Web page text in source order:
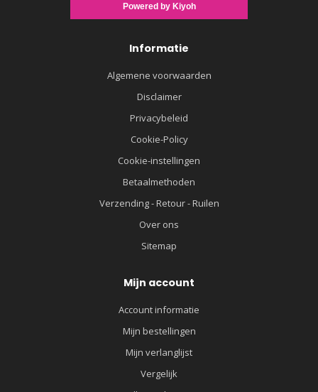
Informatie
Algemene voorwaarden
Disclaimer
Privacybeleid
Cookie-Policy
Cookie-instellingen
Betaalmethoden
Verzending - Retour - Ruilen
Over ons
Sitemap
Mijn account
Account informatie
Mijn bestellingen
Mijn verlanglijst
Vergelijk